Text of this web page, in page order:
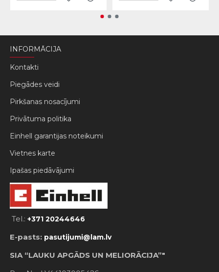
INFORMĀCIJA
Kontakti
Piegādes veidi
Pirkšanas nosacījumi
Privātuma politika
Einhell garantijas noteikumi
Vietnes karte
Ipašas piedāvājumi
Tel.: +371 20244646
E-pasts: pasutijumi@lam.lv
SIA “LAUKU APGĀDS UN MELIORĀCIJA”"